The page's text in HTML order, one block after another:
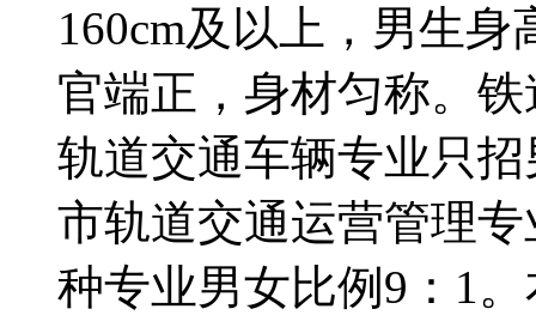
160cm及以上，男生
官端正，身材匀称。
轨道交通车辆专业只
市轨道交通运营管理
种专业男女比例9：1